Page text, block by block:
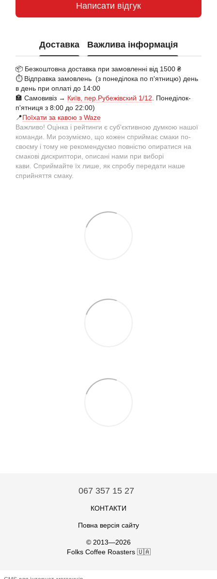
Написати відгук
Доставка Важлива інформація
📦 Безкоштовна доставка при замовленні від 1500 ₴
⏱️ Відправка замовлень (з понеділока по п'ятницю) день
в день при оплаті до 14:00
🏣 Самовивіз → Київ, пер.Рубежівский 1/12 . Понеділок-
п'ятниця з 8:00 до 22:00)
📍Поїхати за кавою з Waze
Важливо! Оцінка і рейтинги є суб'єктивною думкою нашої
команди. Ми розуміємо, що кожен сприймає смаки по-
своєму і тому не рекомендуємо повністю опиратися на
смакові дискриптори, описані нами при виборі
кави. Сприймайте їх лише, як спробу передати наше
сприйняття смаку.
067 357 15 27
КОНТАКТИ
Повна версія сайту
© 2013—2026
Folks Coffee Roasters 🇺🇦